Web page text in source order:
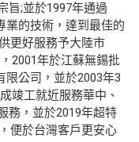
旨;並於1997年通過
業的技術，達到最佳的
更好服務予大陸市
2001年於江蘇無錫批
限公司，並於2003年3
竣工就近服務華中、
務，並於2019年超特
便於台灣客戶更安心